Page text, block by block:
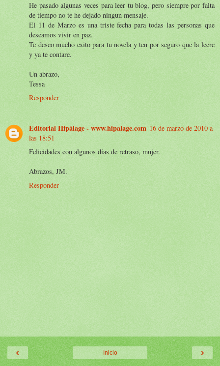
He pasado algunas veces para leer tu blog, pero siempre por falta
de tiempo no te he dejado ningun mensaje.
El 11 de Marzo es una triste fecha para todas las personas que
deseamos vivir en paz.
Te deseo mucho exito para tu novela y ten por seguro que la leere
y ya te contare.
Un abrazo,
Tessa
Responder
Editorial Hipálage - www.hipalage.com 16 de marzo de 2010 a
las 18:51
Felicidades con algunos días de retraso, mujer.
Abrazos, JM.
Responder
‹ ›
Inicio